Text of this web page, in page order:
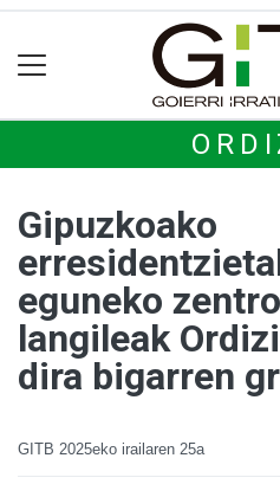
Gipuzkoako
eguneko
langileak
dira bigarren
GITB 2025eko irailaren 25a